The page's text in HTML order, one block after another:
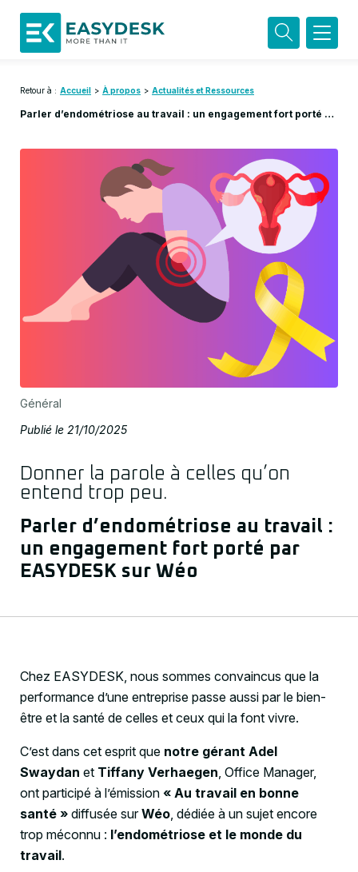
Retour à : Accueil > À propos > Actualités et Ressources
Parler d’endométriose au travail : un engagement fort porté par EASYDESK sur Wéo
Général
Publié le 21/10/2025
Donner la parole à celles qu’on
entend trop peu.
Parler d’endométriose au travail :
un engagement fort porté par
EASYDESK sur Wéo
Chez EASYDESK, nous sommes convaincus que la
performance d’une entreprise passe aussi par le bien-
être et la santé de celles et ceux qui la font vivre.
C’est dans cet esprit que notre gérant Adel
Swaydan et Tiffany Verhaegen , Office Manager,
ont participé à l’émission « Au travail en bonne
santé » diffusée surWéo , dédiée à un sujet encore
trop méconnu : l’endométriose et le monde du
travail.